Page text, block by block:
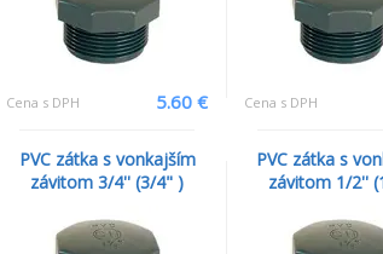
Cena s DPH 5.60 € Cena s DPH
PVC zátka s vonkajším
závitom 3/4'' (3/4" )
PVC zátka s
závitom 1/2''